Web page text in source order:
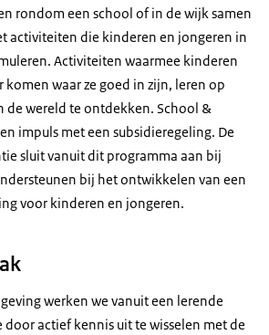
rondom een school of in de wijk samen
activiteiten die kinderen en jongeren in
Activiteiten waarmee kinderen
komen waar ze goed in zijn, leren op
de wereld te ontdekken. School &
impuls met een subsidieregeling. De
sluit vanuit dit programma aan bij
bij het ontwikkelen van een
voor kinderen en jongeren.
werken we vanuit een lerende
door actief kennis uit te wisselen met de